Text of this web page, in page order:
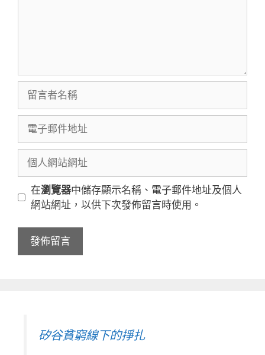
者
稱
郵
地
址
站
址
在瀏覽器中儲存顯示名稱、電子郵件地址及個人
網站網址，以供下次發佈留言時使用。
矽谷貧窮線下的掙扎